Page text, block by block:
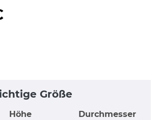
Größe
Höhe Durchmesser